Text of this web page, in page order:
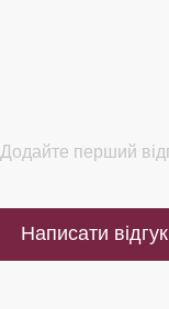
Додайте перший
Написати відгук